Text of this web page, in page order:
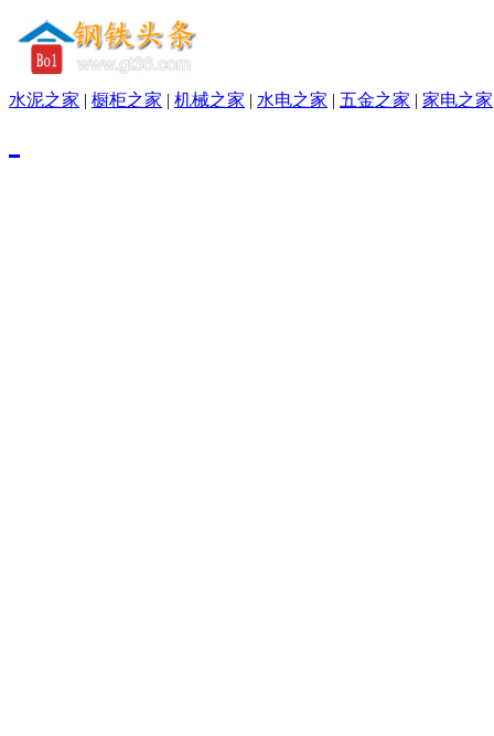
水泥之家 | 橱柜之家 | 机械之家 | 水电之家 | 五金之家 | 家电之家